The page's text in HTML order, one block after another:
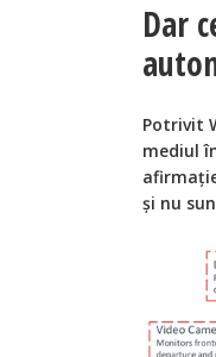
Dar
Potrivit
mediul
și nu